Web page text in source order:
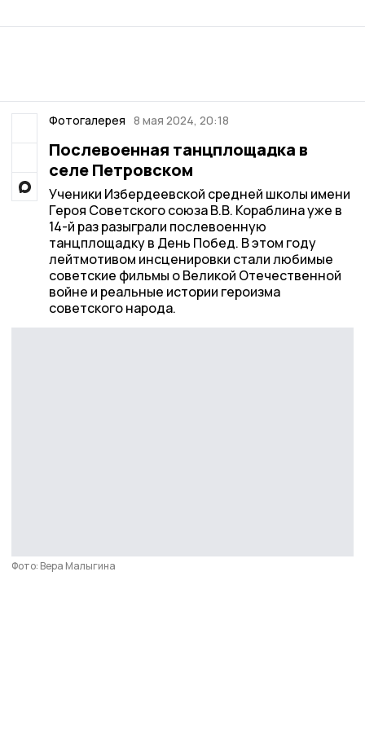
Фотогалерея 8 мая 2024, 20:18
Послевоенная танцплощадка в
селе Петровском
Ученики Избердеевской средней школы имени
Героя Советского союза В.В. Кораблина уже в
14-й раз разыграли послевоенную
танцплощадку в День Побед. В этом году
лейтмотивом инсценировки стали любимые
советские фильмы о Великой Отечественной
войне и реальные истории героизма
советского народа.
Фото: Вера Малыгина